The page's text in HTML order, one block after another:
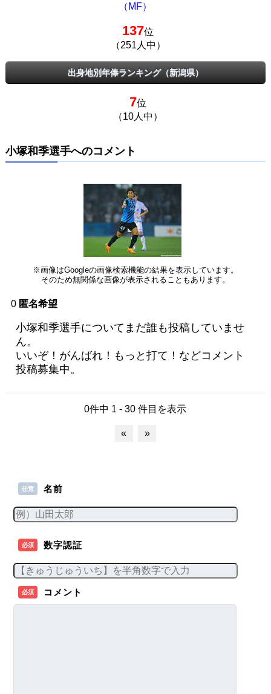
（MF）
137位
（251人中）
出身地別年俸ランキング（新潟県）
7位
（10人中）
小塚和季選手へのコメント
※画像はGoogleの画像検索機能の結果を表示しています。
そのため無関係な画像が表示されることもあります。
0 匿名希望
小塚和季選手についてまだ誰も投稿していませ
ん。
いいぞ！がんばれ！もっと打て！などコメント
投稿募集中。
0件中 1 - 30 件目を表示
« »
任意 名前
必須 数字認証
必須 コメント